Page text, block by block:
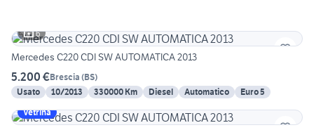
6
Mercedes C220 CDI SW AUTOMATICA 2013
5.200 €Brescia (BS)
Usato
10/2013 330000 Km Diesel Automatico
Euro 5
Vetrina